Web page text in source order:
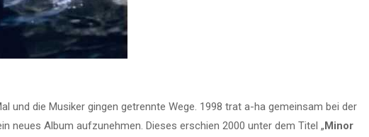
und die Musiker gingen getrennte Wege. 1998 trat a-ha gemeinsam bei der
neues Album aufzunehmen. Dieses erschien 2000 unter dem Titel „ Minor